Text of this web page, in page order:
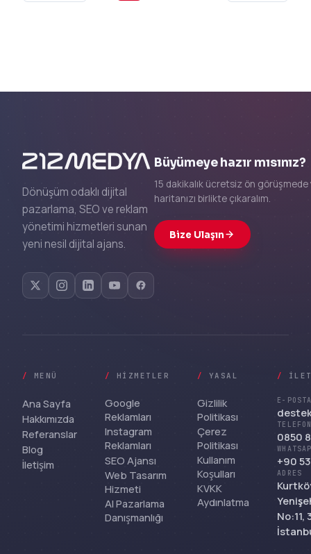
Dönüşüm odaklı dijital
pazarlama, SEO ve reklam
yönetimi hizmetleri sunan
yeni nesil dijital ajans.
Büyümeye hazır mısınız?
15 dakikalık ücretsiz ön görüşmede
haritanızı birlikte çıkaralım.
Bize Ulaşın
/ MENÜ
Ana Sayfa
Hakkımızda
Referanslar
Blog
İletişim
/ HIZMETLER
Google
Reklamları
Instagram
Reklamları
SEO Ajansı
Web Tasarım
Hizmeti
AI Pazarlama
Danışmanlığı
/ YASAL
Gizlilik
Politikası
Çerez
Politikası
Kullanım
Koşulları
KVKK
Aydınlatma
/
E-
0850
+90
ADRES
No:11,